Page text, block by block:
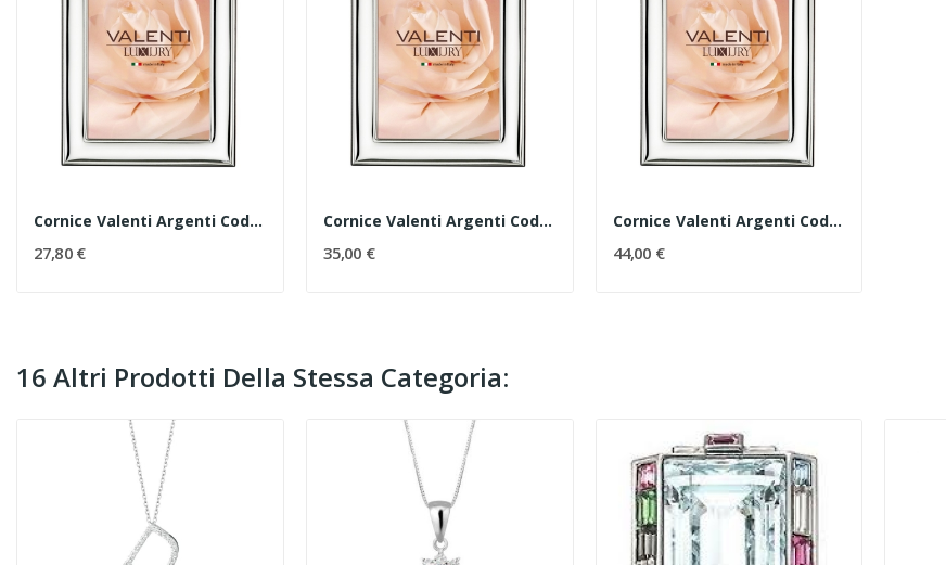
Cornice Valenti Argenti Codice 51004/3XL
27,80 €
Cornice Valenti Argenti Codice 51004/4L
35,00 €
Cornice Valenti Argenti Codice 51004/5L
44,00 €
16 Altri Prodotti Della Stessa Categoria: